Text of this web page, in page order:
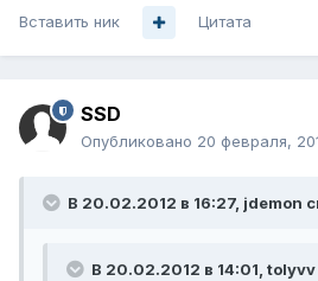
Вставить ник Цитата
SSD
Опубликовано 20 февраля,
В 20.02.2012 в 16:27, jdemon
В 20.02.2012 в 14:01, tolyvv